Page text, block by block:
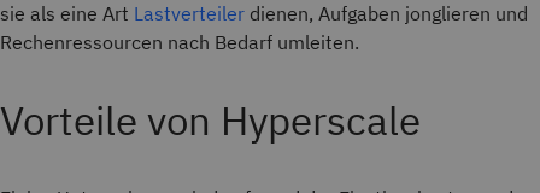
sie als eine Art Lastverteiler dienen, Aufgaben jonglieren und
Rechenressourcen nach Bedarf umleiten.
Vorteile von Hyperscale